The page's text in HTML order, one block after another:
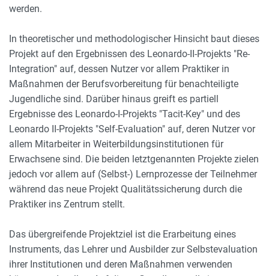
werden.
In theoretischer und methodologischer Hinsicht baut dieses
Projekt auf den Ergebnissen des Leonardo-II-Projekts "Re-
Integration" auf, dessen Nutzer vor allem Praktiker in
Maßnahmen der Berufsvorbereitung für benachteiligte
Jugendliche sind. Darüber hinaus greift es partiell
Ergebnisse des Leonardo-I-Projekts "Tacit-Key" und des
Leonardo II-Projekts "Self-Evaluation" auf, deren Nutzer vor
allem Mitarbeiter in Weiterbildungsinstitutionen für
Erwachsene sind. Die beiden letztgenannten Projekte zielen
jedoch vor allem auf (Selbst-) Lernprozesse der Teilnehmer
während das neue Projekt Qualitätssicherung durch die
Praktiker ins Zentrum stellt.
Das übergreifende Projektziel ist die Erarbeitung eines
Instruments, das Lehrer und Ausbilder zur Selbstevaluation
ihrer Institutionen und deren Maßnahmen verwenden